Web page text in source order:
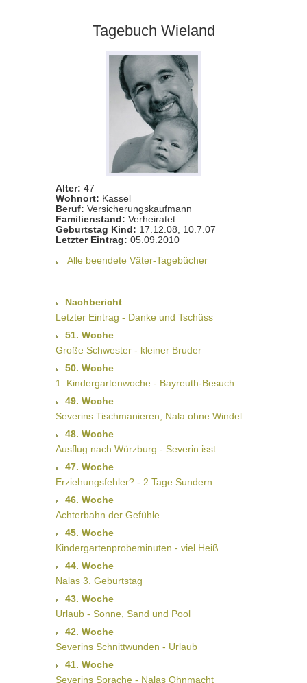
Tagebuch Wieland
Alter: 47
Wohnort: Kassel
Beruf: Versicherungskaufmann
Familienstand: Verheiratet
Geburtstag Kind: 17.12.08, 10.7.07
Letzter Eintrag: 05.09.2010
Alle beendete Väter-Tagebücher
Nachbericht
Letzter Eintrag - Danke und Tschüss
51. Woche
Große Schwester - kleiner Bruder
50. Woche
1. Kindergartenwoche - Bayreuth-Besuch
49. Woche
Severins Tischmanieren; Nala ohne Windel
48. Woche
Ausflug nach Würzburg - Severin isst
47. Woche
Erziehungsfehler? - 2 Tage Sundern
46. Woche
Achterbahn der Gefühle
45. Woche
Kindergartenprobeminuten - viel Heiß
44. Woche
Nalas 3. Geburtstag
43. Woche
Urlaub - Sonne, Sand und Pool
42. Woche
Severins Schnittwunden - Urlaub
41. Woche
Severins Sprache - Nalas Ohnmacht